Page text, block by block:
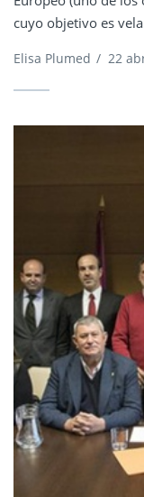
cuyo objetivo es
Elisa Plumed / 22